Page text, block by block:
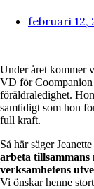
februari 12,
Under året kommer
VD för Coompanion
föräldraledighet.
samtidigt som hon
full kraft.
Så här säger
arbeta
verksamhetens
Vi önskar henne